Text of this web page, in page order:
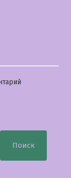
Поиск